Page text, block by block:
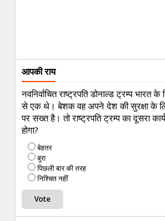
आपकी राय
नवनिर्वाचित राष्ट्रपति डोनाल्ड ट्रम्प भारत के
से एक थे। बेशक वह अपने देश की सुरक्षा के
पर सख्त है। तो राष्ट्रपति ट्रम्प का दूसरा
होगा?
बेहतर
बुरा
पिछली बार की तरह
निश्चित नहीं